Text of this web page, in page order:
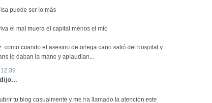
puede ser lo más
el mal muera el capital menos el mío
como cuando el asesino de ortega cano salió del hospital y
le daban la mano y aplaudían...
dijo...
tu blog casualmente y me ha llamado la atención este